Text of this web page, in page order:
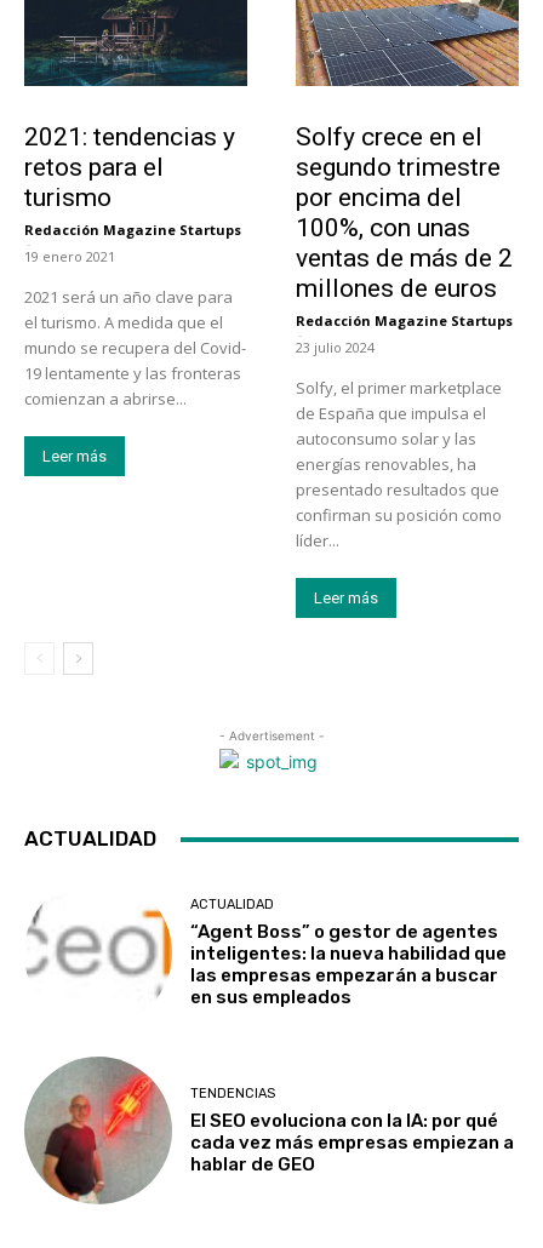
2021: tendencias y
retos para el
turismo
Redacción Magazine Startups
-
19 enero 2021
2021 será un año clave para
el turismo. A medida que el
mundo se recupera del Covid-
19 lentamente y las fronteras
comienzan a abrirse...
Leer más
Solfy crece en el
segundo trimestre
por encima del
100%, con unas
ventas de más de 2
millones de euros
Redacción Magazine Startups
-
23 julio 2024
Solfy, el primer marketplace
de España que impulsa el
autoconsumo solar y las
energías renovables, ha
presentado resultados que
confirman su posición como
líder...
Leer más
- Advertisement -
ACTUALIDAD
ACTUALIDAD
“Agent Boss” o gestor de agentes
inteligentes: la nueva habilidad que
las empresas empezarán a buscar
en sus empleados
TENDENCIAS
El SEO evoluciona con la IA: por qué
cada vez más empresas empiezan a
hablar de GEO